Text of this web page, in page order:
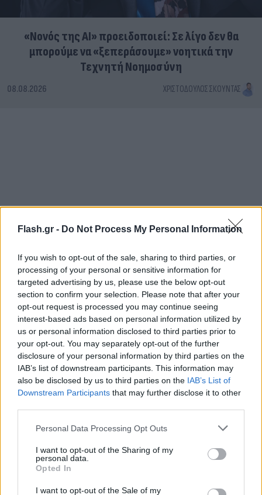
Flash.gr - Do Not Process My Personal Information
If you wish to opt-out of the sale, sharing to third parties, or
processing of your personal or sensitive information for
targeted advertising by us, please use the below opt-out
section to confirm your selection. Please note that after your
opt-out request is processed you may continue seeing
interest-based ads based on personal information utilized by
us or personal information disclosed to third parties prior to
your opt-out. You may separately opt-out of the further
disclosure of your personal information by third parties on the
IAB’s list of downstream participants. This information may
also be disclosed by us to third parties on the IAB’s List of
Downstream Participants that may further disclose it to other
Please note that this website/app uses one or more Google
not limited to your visit or usage behaviour. You may click to
grant or deny consent to Google and its third-party tags to
use your data for below specified purposes in below Google
consent section.
Personal Data Processing Opt Outs
I want to opt-out of the Sharing of my
personal data.
Opted In
I want to opt-out of the Sale of my
«Νονός της AI» προειδοποιεί: Σε λίγο δεν θα
μπορούμε να «ξεπεράσουμε» νοητικά την
Τεχνητή Νοημοσύνη
08.08.2026 ΧΡΙΣΤΌΔΟΥΛΟΣ ΣΚΟΎΝΤΑΣ